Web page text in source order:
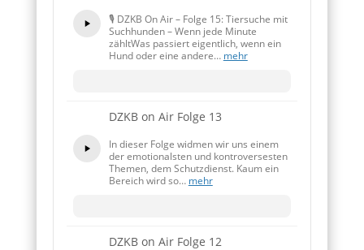
🎙️ DZKB On Air – Folge 15: Tiersuche mit
Suchhunden – Wenn jede Minute
zähltWas passiert eigentlich, wenn ein
Hund oder eine andere… mehr
DZKB on Air Folge 13
In dieser Folge widmen wir uns einem
der emotionalsten und kontroversesten
Themen, dem Schutzdienst. Kaum ein
Bereich wird so… mehr
DZKB on Air Folge 12